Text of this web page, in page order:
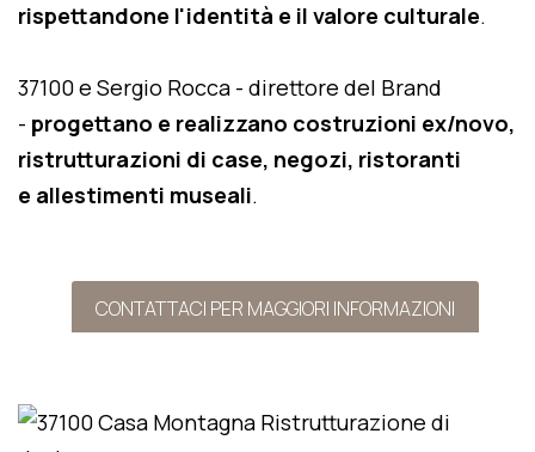
rispettandone l'identità e il valore culturale.
37100 e Sergio Rocca - direttore del Brand
- progettano e realizzano costruzioni ex/novo,
ristrutturazioni di case, negozi, ristoranti
e allestimenti museali.
CONTATTACI PER MAGGIORI INFORMAZIONI